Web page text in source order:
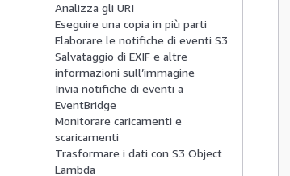
Analizza gli URI
Eseguire una copia in più parti
Elaborare le notifiche di eventi S3
Salvataggio di EXIF e altre
informazioni sull’immagine
Invia notifiche di eventi a
EventBridge
Monitorare caricamenti e
scaricamenti
Trasformare i dati con S3 Object
Lambda